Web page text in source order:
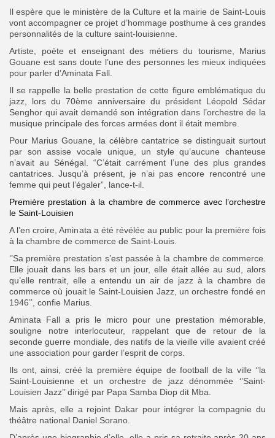
Il espère que le ministère de la Culture et la mairie de Saint-Louis
vont accompagner ce projet d’hommage posthume à ces grandes
personnalités de la culture saint-louisienne.
Artiste, poète et enseignant des métiers du tourisme, Marius
Gouane est sans doute l’une des personnes les mieux indiquées
pour parler d’Aminata Fall.
Il se rappelle la belle prestation de cette figure emblématique du
jazz, lors du 70ème anniversaire du président Léopold Sédar
Senghor qui avait demandé son intégration dans l’orchestre de la
musique principale des forces armées dont il était membre.
Pour Marius Gouane, la célèbre cantatrice se distinguait surtout
par son assise vocale unique, un style qu’aucune chanteuse
n’avait au Sénégal. “C’était carrément l’une des plus grandes
cantatrices. Jusqu’à présent, je n’ai pas encore rencontré une
femme qui peut l’égaler”, lance-t-il.
Première prestation à la chambre de commerce avec l’orchestre
le Saint-Louisien
A l’en croire, Aminata a été révélée au public pour la première fois
à la chambre de commerce de Saint-Louis.
‘’Sa première prestation s’est passée à la chambre de commerce.
Elle jouait dans les bars et un jour, elle était allée au sud, alors
qu’elle rentrait, elle a entendu un air de jazz à la chambre de
commerce où jouait le Saint-Louisien Jazz, un orchestre fondé en
1946’’, confie Marius.
Aminata Fall a pris le micro pour une prestation mémorable,
souligne notre interlocuteur, rappelant que de retour de la
seconde guerre mondiale, des natifs de la vieille ville avaient créé
une association pour garder l’esprit de corps.
Ils ont, ainsi, créé la première équipe de football de la ville ‘’la
Saint-Louisienne et un orchestre de jazz dénommée ‘’Saint-
Louisien Jazz’’ dirigé par Papa Samba Diop dit Mba.
Mais après, elle a rejoint Dakar pour intégrer la compagnie du
théâtre national Daniel Sorano.